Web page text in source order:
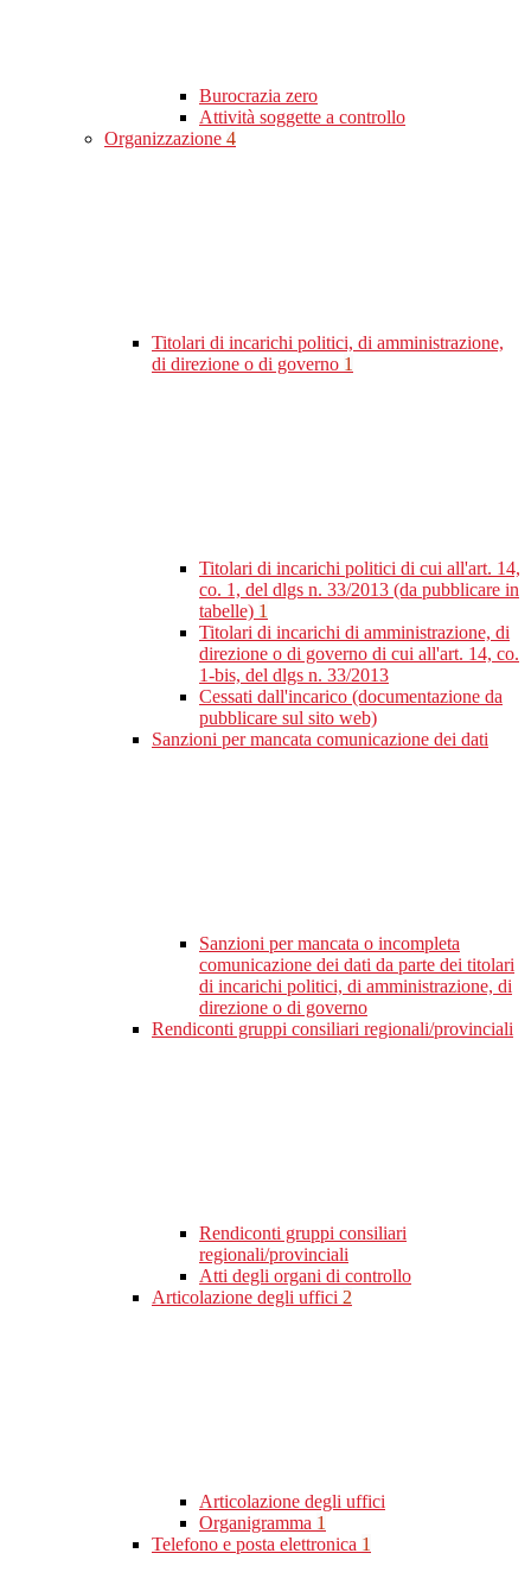
Burocrazia zero
Attività soggette a controllo
Organizzazione 4
Titolari di incarichi politici, di amministrazione,
di direzione o di governo 1
Titolari di incarichi politici di cui all'art. 14,
co. 1, del dlgs n. 33/2013 (da pubblicare in
tabelle) 1
Titolari di incarichi di amministrazione, di
direzione o di governo di cui all'art. 14, co.
1-bis, del dlgs n. 33/2013
Cessati dall'incarico (documentazione da
pubblicare sul sito web)
Sanzioni per mancata comunicazione dei dati
Sanzioni per mancata o incompleta
comunicazione dei dati da parte dei titolari
di incarichi politici, di amministrazione, di
direzione o di governo
Rendiconti gruppi consiliari regionali/provinciali
Rendiconti gruppi consiliari
regionali/provinciali
Atti degli organi di controllo
Articolazione degli uffici 2
Articolazione degli uffici
Organigramma 1
Telefono e posta elettronica 1